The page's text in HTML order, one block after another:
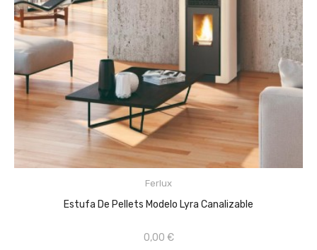
Ferlux
Estufa De Pellets Modelo Lyra Canalizable
0,00 €
CONSULTAR PRECIOS EN TIENDA FÍSICA ...
AÑADIR AL CARRITO